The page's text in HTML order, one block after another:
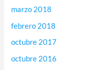
marzo 2018
febrero 2018
octubre 2017
octubre 2016